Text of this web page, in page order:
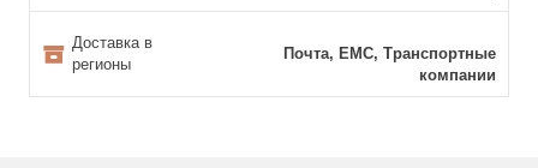
Доставка в
регионы
Почта, ЕМС, Транспортные
компании